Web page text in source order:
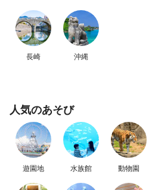
長崎 沖縄
人気のあそび
遊園地 水族館 動物園